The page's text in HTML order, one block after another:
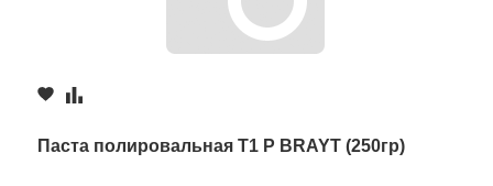
Паста полировальная Т1 P BRAYT (250гр)